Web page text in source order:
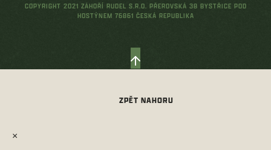
COPYRIGHT 2021 ZÁHOŘÍ RUDEL S.R.O. PŘEROVSKÁ 38 BYSTŘICE POD
HOSTÝNEM 76861 ČESKÁ REPUBLIKA
×